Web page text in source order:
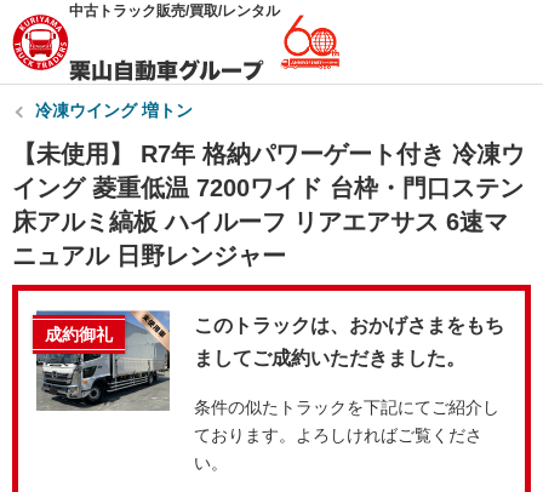
中古トラック販売/買取/レンタル
冷凍ウイング 増トン
【未使用】 R7年 格納パワーゲート付き 冷凍ウ
イング 菱重低温 7200ワイド 台枠・門口ステン
床アルミ縞板 ハイルーフ リアエアサス 6速マ
ニュアル 日野レンジャー
成約御礼
このトラックは、おかげさまをもち
ましてご成約いただきました。
条件の似たトラックを下記にてご紹介し
ております。よろしければご覧くださ
い。